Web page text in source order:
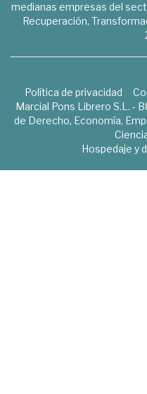
medianas empresas del
Recuperación,
Política de privacidad
Marcial Pons Librero S.L. -
de Derecho, Economía,
Hospedaje y